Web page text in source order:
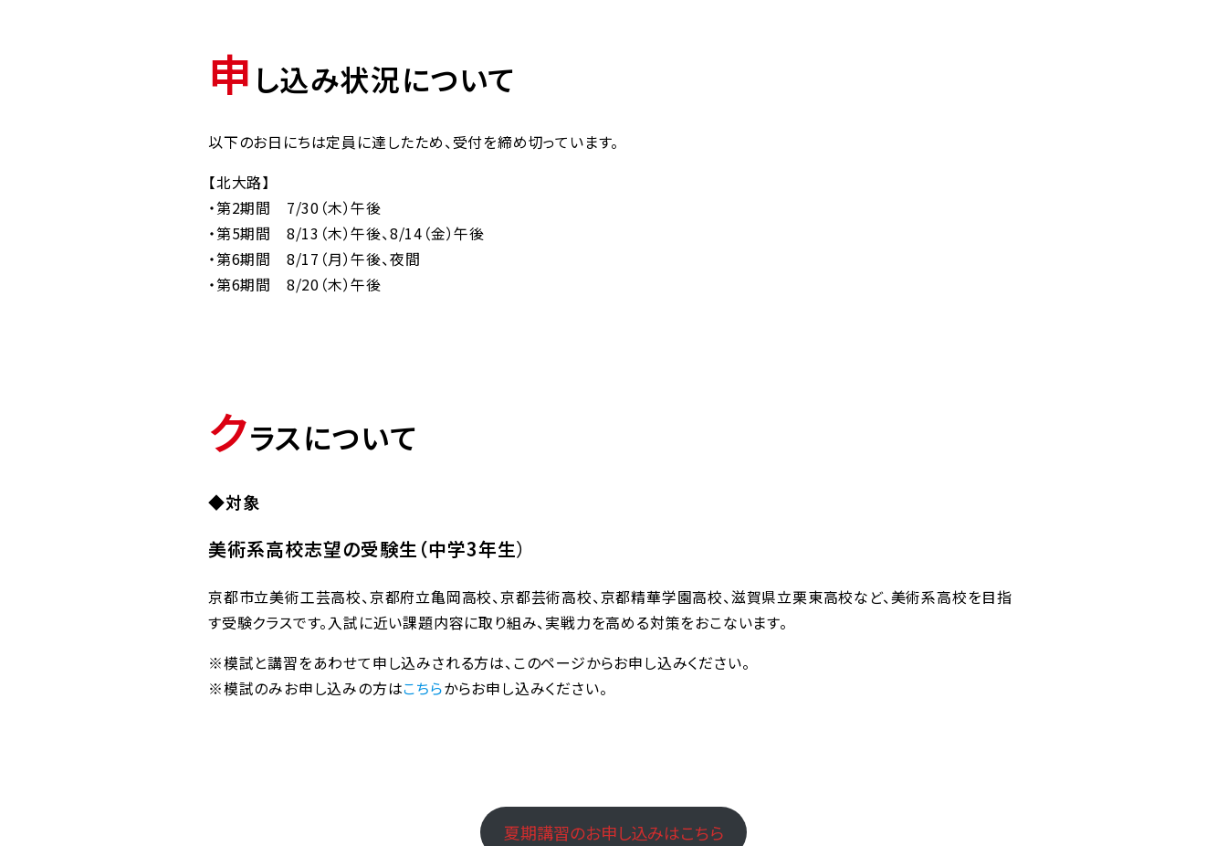
申 し込み状況について
以下のお日にちは定員に達したため、受付を締め切っています。
【北大路】
・第2期間 7/30（木）午後
・第5期間 8/13（木）午後、8/14（金）午後
・第6期間 8/17（月）午後、夜間
・第6期間 8/20（木）午後
クラスについて
◆対象
美術系高校志望の受験生（中学3年生）
京都市立美術工芸高校、京都府立亀岡高校、京都芸術高校、京都精華学園高校、滋賀県立栗東高校など、美術系高校を目指
す受験クラスです。入試に近い課題内容に取り組み、実戦力を高める対策をおこないます。
※模試と講習をあわせて申し込みされる方は、このページからお申し込みください。
※模試のみお申し込みの方はこちらからお申し込みください。
夏期講習のお申し込みはこちら